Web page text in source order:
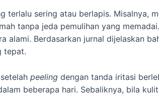
terlalu sering atau berlapis. Misalnya,
tanpa jeda pemulihan yang
alami. Berdasarkan jurnal dijelaskan
tepat.
peeling dengan tanda iritasi
beberapa hari. Sebaliknya, bila